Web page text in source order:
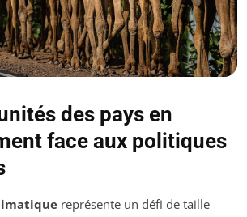
des pays en
face aux politiques
représente un défi de taille